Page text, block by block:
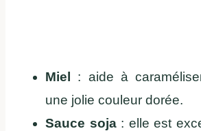
Miel : aide à
une jolie couleur dorée.
Sauce soja: elle est